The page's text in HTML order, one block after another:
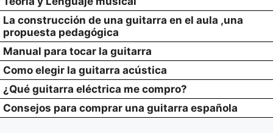
La construcción de una guitarra en el aula ,una
propuesta pedagógica
Manual para tocar la guitarra
Como elegir la guitarra acústica
¿Qué guitarra eléctrica me compro?
Consejos para comprar una guitarra española